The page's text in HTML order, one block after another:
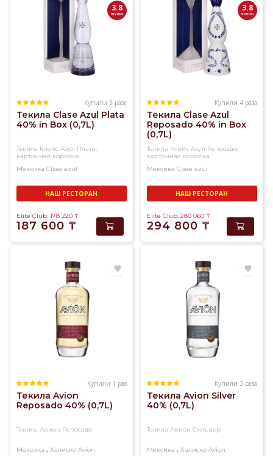
3.8
Купили 3 раза
Текила Clase Azul Plata
40% in Box (0,7L)
Текила Клейс Азул Плата,
картонная коробка
Мексика Clase azul
НАШ РЕСТОРАН
Elite Club: 178 220 ₸
187 600 ₸
3.8
Купили 4 раза
Текила Clase Azul
Reposado 40% in Box
(0,7L)
Текила Клейс Азул Репосадо,
картонная коробка
Мексика Clase azul
НАШ РЕСТОРАН
Elite Club: 280 060 ₸
294 800 ₸
Купили 1 раз
Текила Avion
Reposado 40% (0,7L)
Текила Авион Репосадо
Мексика , Халиско Avion
Купили 3 раза
Текила Avion Silver
40% (0,7L)
Текила Авион Сильвер
Мексика , Халиско Avion